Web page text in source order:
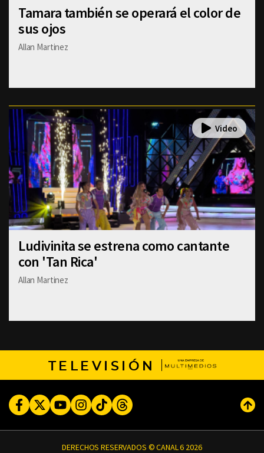
Tamara también se operará el color de
sus ojos
Allan Martinez
Ludivinita se estrena como cantante
con 'Tan Rica'
Allan Martinez
TELEVISIÓN
FacebookTwitterYoutubeInstagram
TikTokThreads
DERECHOS RESERVADOS © CANAL 6 2026